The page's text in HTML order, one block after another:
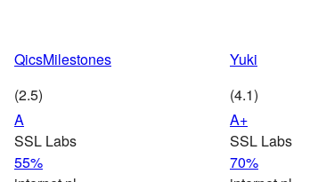
QicsMilestones Yuki
(2.5)
(4.1)
A
SSL Labs
55%
A+
SSL Labs
70%